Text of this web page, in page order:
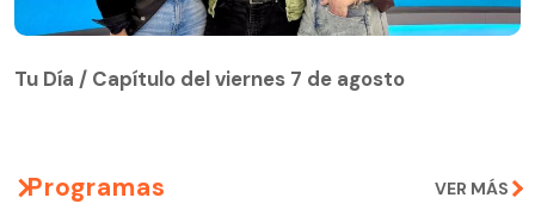
Tu Día / Capítulo del viernes 7 de agosto
Programas VER MÁS